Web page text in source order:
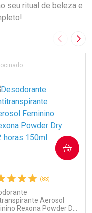
seu ritual de beleza e
Imagem
(83)
Aerosol
Rexona Powder Dry
COMPRAR